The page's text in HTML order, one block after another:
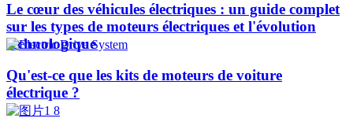
Le cœur des véhicules électriques : un guide complet
sur les types de moteurs électriques et l'évolution
technologique
Qu'est-ce que les kits de moteurs de voiture
électrique ?